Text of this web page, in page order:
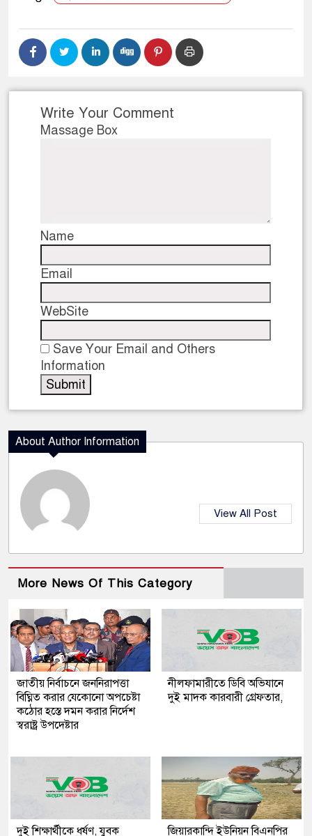
Write Your Comment
Massage Box
Name
Email
WebSite
Save Your Email and Others
Information
About Author Information
View All Post
More News Of This Category
জাতীয় নির্বাচনে জননিরাপত্তা
বিঘ্নিত করার যেকোনো অপচেষ্টা
কঠোর হস্তে দমন করার নির্দেশ
স্বরাষ্ট্র উপদেষ্টার
নীলফামারীতে ডিবি অভিযানে
দুই মাদক কারবারী গ্রেফতার,
দুই শিক্ষার্থীকে ধর্ষণ, যুবক জিয়ারকান্দি ইউনিয়ন বিএনপির